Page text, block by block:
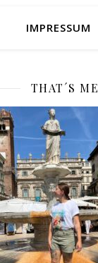
IMPRESSUM
THAT´S ME